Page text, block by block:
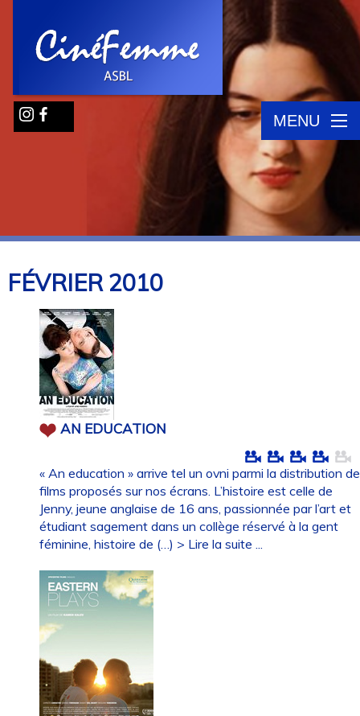
MENU
FÉVRIER2010
AN EDUCATION
« An education » arrive tel un ovni parmi la distribution de
films proposés sur nos écrans. L’histoire est celle de
Jenny, jeune anglaise de 16 ans, passionnée par l’art et
étudiant sagement dans un collège réservé à la gent
féminine, histoire de (…) > Lire la suite ...